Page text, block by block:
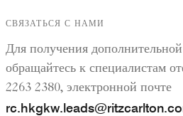
СВЯЗАТЬСЯ С НАМИ
Для получения
обращайтесь к специалистам
2263 2380, электронной почте